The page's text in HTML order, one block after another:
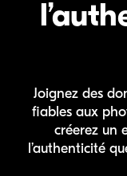
Joignez des
fiables aux
créerez un
l’authenticité